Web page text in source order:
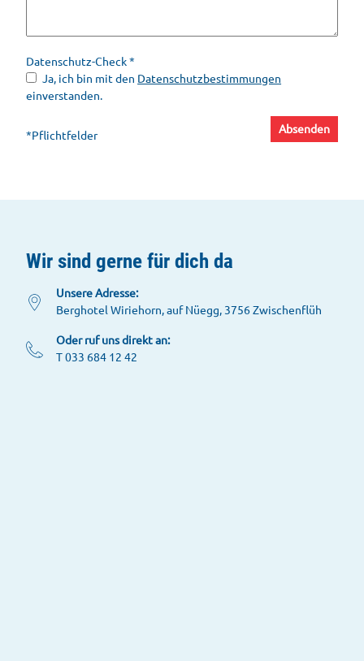
Datenschutz-Check*
Ja, ich bin mit den Datenschutzbestimmungen
einverstanden.
*Pflichtfelder Absenden
Wir sind gerne für dich da
Unsere Adresse:
Berghotel Wiriehorn, auf Nüegg, 3756 Zwischenflüh
Oder ruf uns direkt an:
T 033 684 12 42